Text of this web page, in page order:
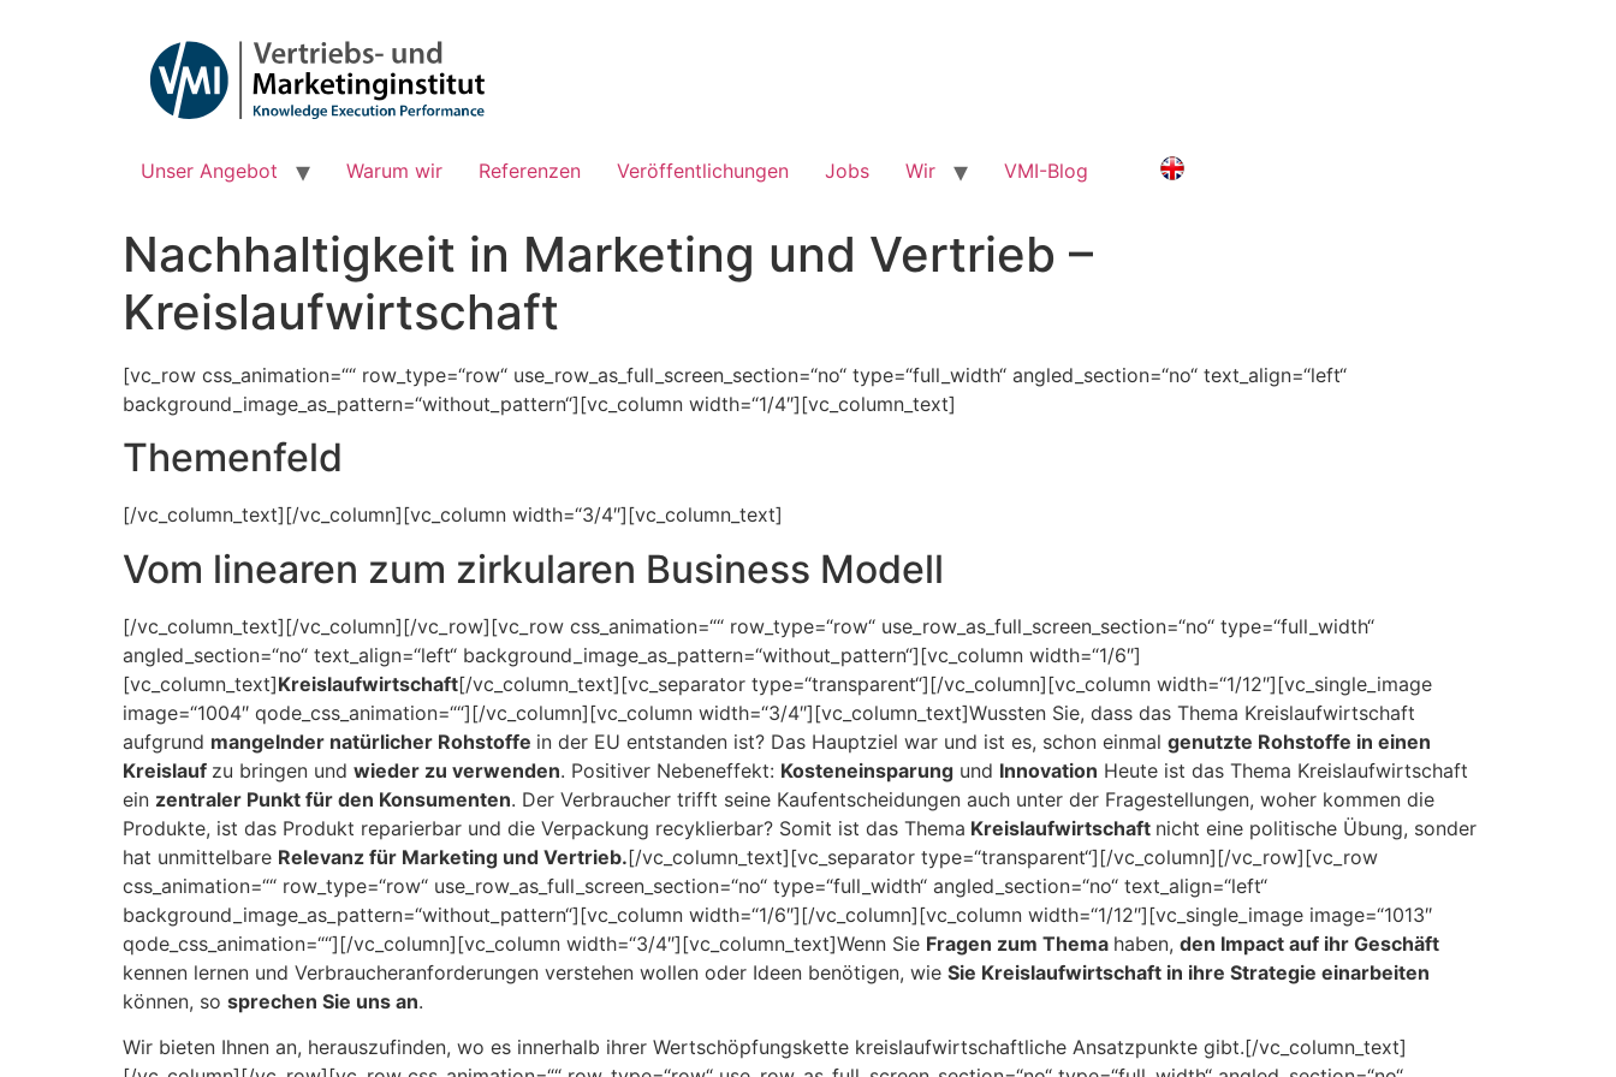
Unser Angebot Warum wir Referenzen Veröffentlichungen Jobs Wir VMI-Blog
Nachhaltigkeit in Marketing und Vertrieb –
Kreislaufwirtschaft
[vc_row css_animation=““ row_type=“row“ use_row_as_full_screen_section=“no“ type=“full_width“ angled_section=“no“ text_align=“left“
background_image_as_pattern=“without_pattern“][vc_column width=“1/4″][vc_column_text]
Themenfeld
[/vc_column_text][/vc_column][vc_column width=“3/4″][vc_column_text]
Vom linearen zum zirkularen Business Modell
[/vc_column_text][/vc_column][/vc_row][vc_row css_animation=““ row_type=“row“ use_row_as_full_screen_section=“no“ type=“full_width“
angled_section=“no“ text_align=“left“ background_image_as_pattern=“without_pattern“][vc_column width=“1/6″]
[vc_column_text]Kreislaufwirtschaft[/vc_column_text][vc_separator type=“transparent“][/vc_column][vc_column width=“1/12″][vc_single_image
image=“1004″ qode_css_animation=““][/vc_column][vc_column width=“3/4″][vc_column_text]Wussten Sie, dass das Thema Kreislaufwirtschaft
aufgrund mangelnder natürlicher Rohstoffe in der EU entstanden ist? Das Hauptziel war und ist es, schon einmal genutzte Rohstoffe in einen
Kreislauf zu bringen und wieder zu verwenden. Positiver Nebeneffekt: Kosteneinsparung und Innovation Heute ist das Thema Kreislaufwirtschaft
ein zentraler Punkt für den Konsumenten. Der Verbraucher trifft seine Kaufentscheidungen auch unter der Fragestellungen, woher kommen die
Produkte, ist das Produkt reparierbar und die Verpackung recyklierbar? Somit ist das Thema Kreislaufwirtschaft nicht eine politische Übung, sonder
hat unmittelbare Relevanz für Marketing und Vertrieb.[/vc_column_text][vc_separator type=“transparent“][/vc_column][/vc_row][vc_row
css_animation=““ row_type=“row“ use_row_as_full_screen_section=“no“ type=“full_width“ angled_section=“no“ text_align=“left“
background_image_as_pattern=“without_pattern“][vc_column width=“1/6″][/vc_column][vc_column width=“1/12″][vc_single_image image=“1013″
qode_css_animation=““][/vc_column][vc_column width=“3/4″][vc_column_text]Wenn Sie Fragen zum Thema haben, den Impact auf ihr Geschäft
kennen lernen und Verbraucheranforderungen verstehen wollen oder Ideen benötigen, wie Sie Kreislaufwirtschaft in ihre Strategie einarbeiten
können, so sprechen Sie uns an.
Wir bieten Ihnen an, herauszufinden, wo es innerhalb ihrer Wertschöpfungskette kreislaufwirtschaftliche Ansatzpunkte gibt.[/vc_column_text]